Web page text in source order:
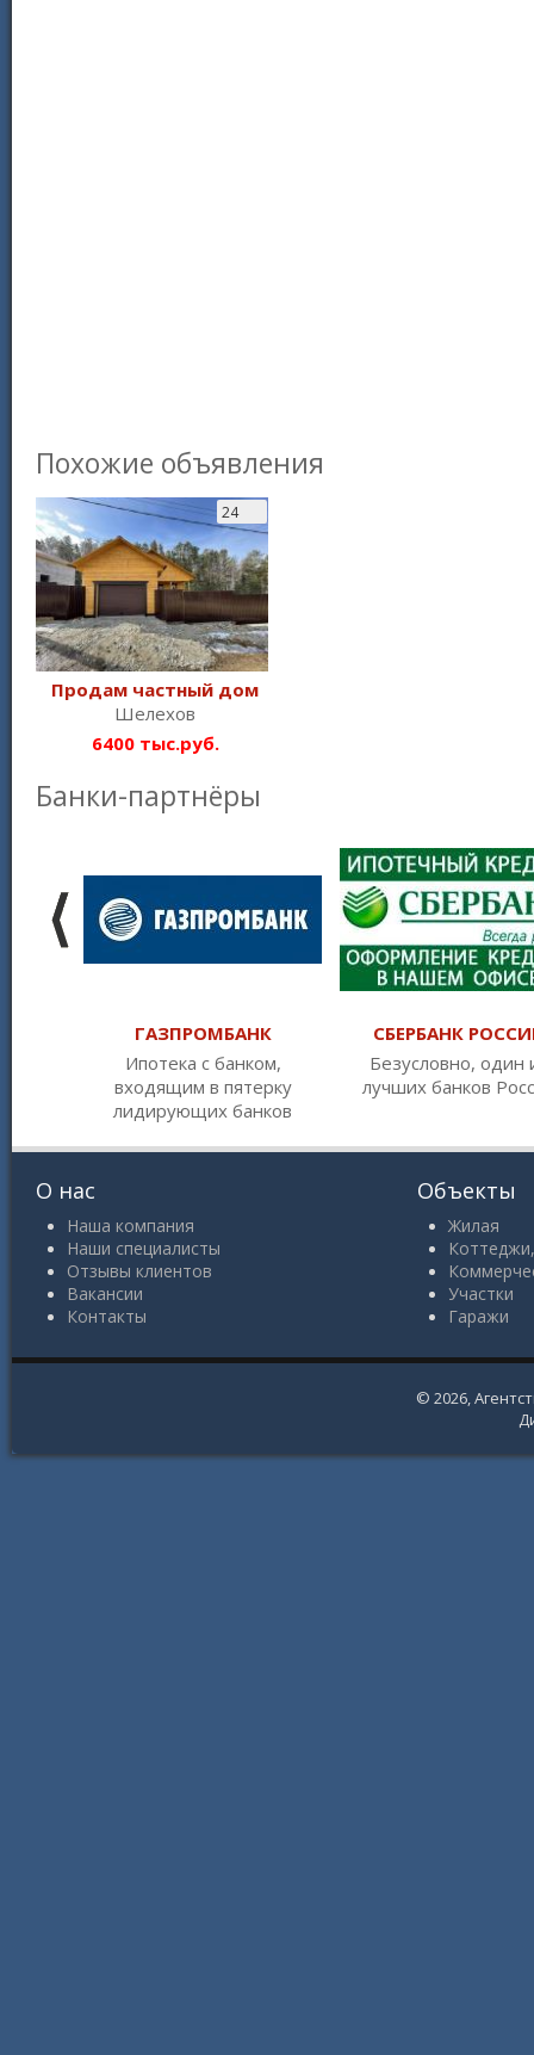
Похожие объявления
24
Продам частный дом
Шелехов
6400 тыс.руб.
Банки-партнёры
ГАЗПРОМБАНК
Ипотека с банком,
входящим в пятерку
лидирующих банков
СБЕРБАНК
Безусловно, один
лучших банков
О нас
Наша компания
Наши специалисты
Отзывы клиентов
Вакансии
Контакты
Объекты
Жилая
Участки
Гаражи
© 2026,